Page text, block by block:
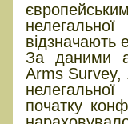
відзначають
За даними
Arms Survey,
початку